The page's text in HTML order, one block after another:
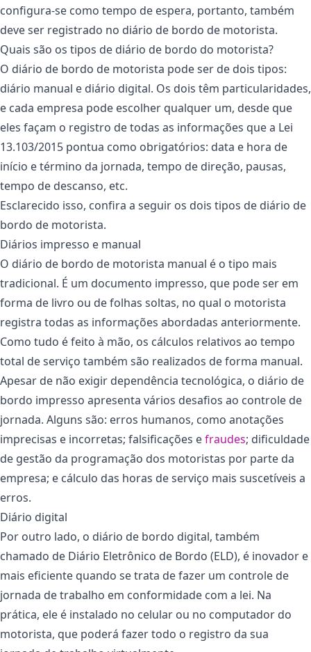
configura-se como tempo de espera, portanto, também
deve ser registrado no diário de bordo de motorista.
Quais são os tipos de diário de bordo do motorista?
O diário de bordo de motorista pode ser de dois tipos:
diário manual e diário digital. Os dois têm particularidades,
e cada empresa pode escolher qualquer um, desde que
eles façam o registro de todas as informações que a Lei
13.103/2015 pontua como obrigatórios: data e hora de
início e término da jornada, tempo de direção, pausas,
tempo de descanso, etc.
Esclarecido isso, confira a seguir os dois tipos de diário de
bordo de motorista.
Diários impresso e manual
O diário de bordo de motorista manual é o tipo mais
tradicional. É um documento impresso, que pode ser em
forma de livro ou de folhas soltas, no qual o motorista
registra todas as informações abordadas anteriormente.
Como tudo é feito à mão, os cálculos relativos ao tempo
total de serviço também são realizados de forma manual.
Apesar de não exigir dependência tecnológica, o diário de
bordo impresso apresenta vários desafios ao controle de
jornada. Alguns são: erros humanos, como anotações
imprecisas e incorretas; falsificações efraudes; dificuldade
de gestão da programação dos motoristas por parte da
empresa; e cálculo das horas de serviço mais suscetíveis a
erros.
Diário digital
Por outro lado, o diário de bordo digital, também
chamado de Diário Eletrônico de Bordo (ELD), é inovador e
mais eficiente quando se trata de fazer um controle de
jornada de trabalho em conformidade com a lei. Na
prática, ele é instalado no celular ou no computador do
motorista, que poderá fazer todo o registro da sua